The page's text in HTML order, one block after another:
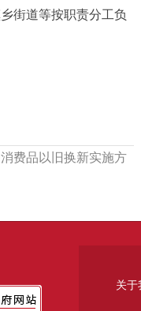
街道等按职责分工负
费品以旧换新实施方
关于